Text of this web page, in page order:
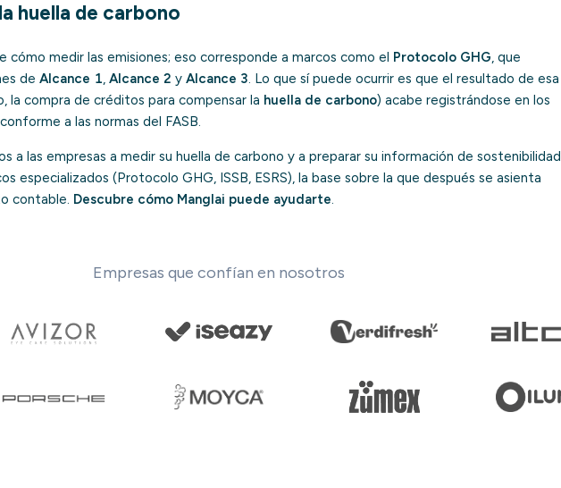
huella de carbono
cómo medir las emisiones; eso corresponde a marcos como el Protocolo GHG, que
de Alcance 1, Alcance 2 y Alcance 3. Lo que sí puede ocurrir es que el resultado de esa
la compra de créditos para compensar la huella de carbono) acabe registrándose en los
a las normas del FASB.
a las empresas a medir su huella de carbono y a preparar su información de sostenibilidad
especializados (Protocolo GHG, ISSB, ESRS), la base sobre la que después se asienta
contable. Descubre cómo Manglai puede ayudarte.
Empresas que confían en nosotros